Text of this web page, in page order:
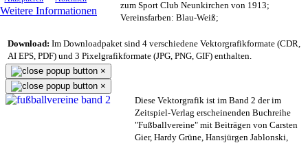
Weitere Informationen
zum Sport Club Neunkirchen von 1913;
Vereinsfarben: Blau-Weiß;
Download: Im Downloadpaket sind 4 verschiedene Vektorgrafikformate (CDR,
AI EPS, PDF) und 3 Pixelgrafikformate (JPG, PNG, GIF) enthalten.
×
×
Diese Vektorgrafik ist im Band 2 der im
Zeitspiel-Verlag erscheinenden Buchreihe
"Fußballvereine" mit Beiträgen von Carsten
Gier, Hardy Grüne, Hansjürgen Jablonski,